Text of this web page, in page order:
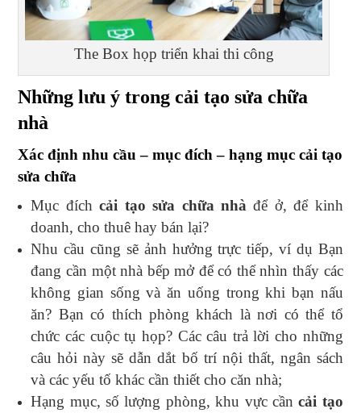
The Box họp triển khai thi công
Những lưu ý trong cải tạo sửa chữa
nhà
Xác định nhu cầu – mục đích – hạng mục cải tạo
sửa chữa
Mục đíchcải tạo sửa chữa nhàđể ở, để kinh
doanh, cho thuê hay bán lại?
Nhu cầu cũng sẽ ảnh hưởng trực tiếp, ví dụ Bạn
đang cần một nhà bếp mở để có thể nhìn thấy các
không gian sống và ăn uống trong khi bạn nấu
ăn? Bạn có thích phòng khách là nơi có thể tổ
chức các cuộc tụ họp? Các câu trả lời cho những
câu hỏi này sẽ dẫn dắt bố trí nội thất, ngân sách
và các yếu tố khác cần thiết cho căn nhà;
Hạng mục, số lượng phòng, khu vực cầncải tạo